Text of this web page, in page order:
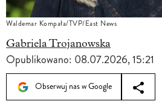
Waldemar Kompała/TVP/East News
Gabriela Trojanowska
Opublikowano: 08.07.2026, 15:21
Obserwuj nas w Google